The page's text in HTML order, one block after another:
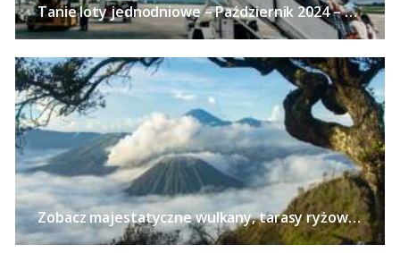
Tanie loty jednodniowe – Październik 2024 – 24 pomysły na wycieczki bez noclegu z polskich miast już od 113 PLN!
Zobacz majestatyczne wulkany, tarasy ryżowe i zabytkowe świątynie na Jawie – Loty z pięciu polskich miast od 2540 PLN!